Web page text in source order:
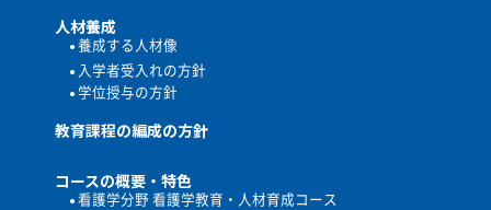
人材養成
養成する人材像
入学者受入れの方針
学位授与の方針
教育課程の編成の方針
コースの概要・特色
看護学分野 看護学教育・人材育成コース